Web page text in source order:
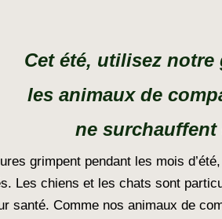
Cet été, utilisez
les animaux de
ne
grimpent pendant les mois
Les chiens et les chats sont
santé. Comme nos animaux de